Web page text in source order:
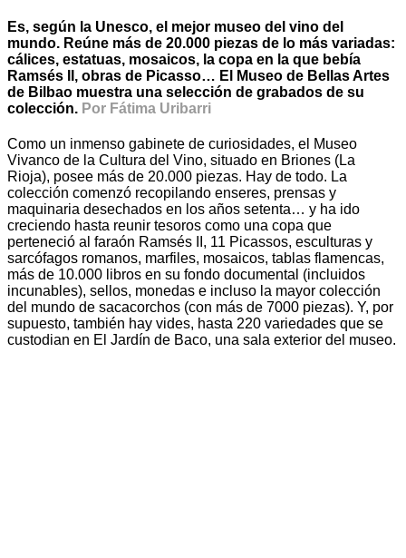
Es, según la Unesco, el mejor museo del vino del
mundo. Reúne más de 20.000 piezas de lo más variadas:
cálices, estatuas, mosaicos, la copa en la que bebía
Ramsés II, obras de Picasso… El Museo de Bellas Artes
de Bilbao muestra una selección de grabados de su
colección. Por Fátima Uribarri
Como un inmenso gabinete de curiosidades, el Museo
Vivanco de la Cultura del Vino, situado en Briones (La
Rioja), posee más de 20.000 piezas. Hay de todo. La
colección comenzó recopilando enseres, prensas y
maquinaria desechados en los años setenta… y ha ido
creciendo hasta reunir tesoros como una copa que
perteneció al faraón Ramsés II, 11 Picassos, esculturas y
sarcófagos romanos, marfiles, mosaicos, tablas flamencas,
más de 10.000 libros en su fondo documental (incluidos
incunables), sellos, monedas e incluso la mayor colección
del mundo de sacacorchos (con más de 7000 piezas). Y, por
supuesto, también hay vides, hasta 220 variedades que se
custodian en El Jardín de Baco, una sala exterior del museo.